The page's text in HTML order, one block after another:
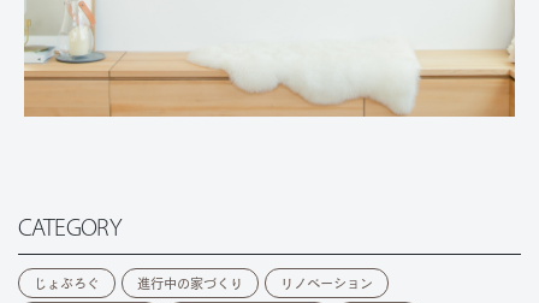
CATEGORY
じょぶろぐ 進行中の家づくり リノベーション